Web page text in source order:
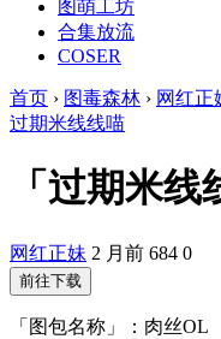
图萌工坊
合集放流
COSER
首页 › 图毒森林 › 网红正
过期米线线喵
「过期米
网红正妹 2 月前 684 0
前往下载
「图包名称」：肉丝OL